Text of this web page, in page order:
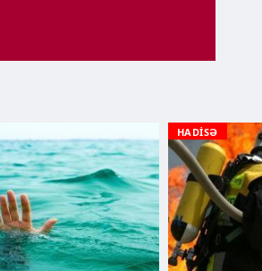
HADİSƏ